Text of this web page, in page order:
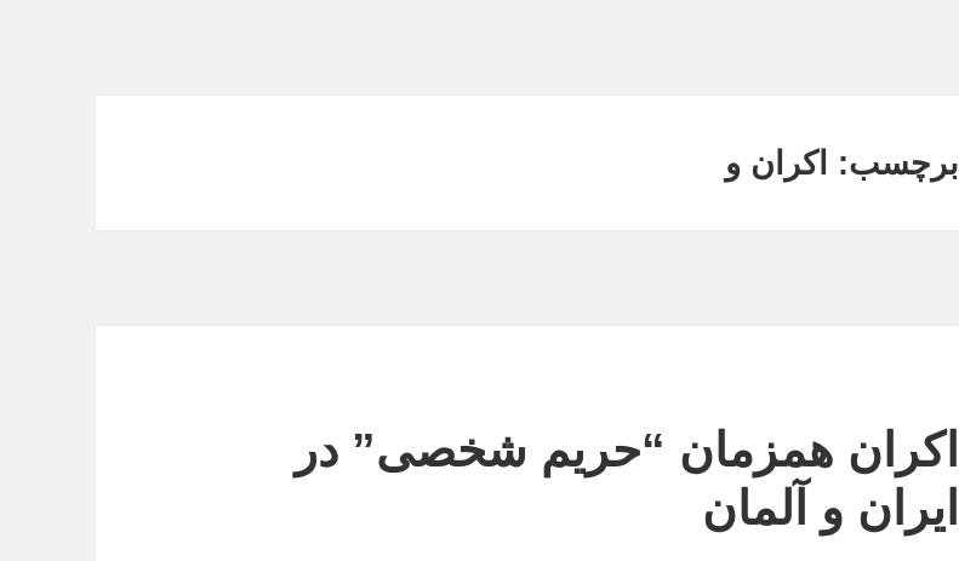
برچسب: اکران و
اکران همزمان “حریم شخصی” در
ایران و آلمان